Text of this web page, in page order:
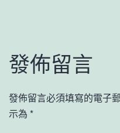
發佈留言
發佈留言必須填寫的電子
示為 *